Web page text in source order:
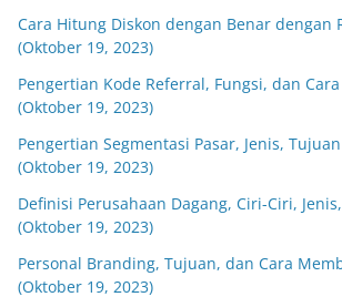
Cara Hitung Diskon dengan Benar dengan
(Oktober 19, 2023)
Pengertian Kode Referral, Fungsi, dan
(Oktober 19, 2023)
Pengertian Segmentasi Pasar, Jenis,
(Oktober 19, 2023)
Definisi Perusahaan Dagang, Ciri-Ciri,
(Oktober 19, 2023)
Personal Branding, Tujuan, dan Cara
(Oktober 19, 2023)